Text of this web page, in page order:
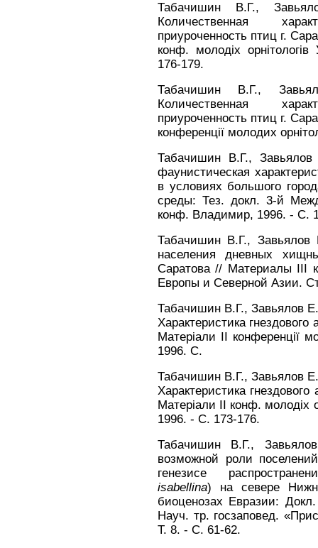
Табачишин В.Г.,
Количественная
приуроченность птиц г.
конф. молодiх орнiтологiв
176-179.
Табачишин В.Г.,
Количественная
приуроченность птиц г.
конференції молодих
Табачишин В.Г.,
фаунистическая
в условиях большого
среды: Тез. докл. 3-й
конф. Владимир, 1996. - С.
Табачишин В.Г.,
населения дневных
Саратова // Материалы III
Европы и Северной Азии.
Табачишин В.Г., Завьялов
Характеристика
Матеріали II конференції
1996. C.
Табачишин В.Г., Завьялов
Характеристика
Матерiали II конф. молодiх
1996. - С. 173-176.
Табачишин В.Г.,
возможной роли
генезисе
isabellina) на севере
биоценозах Евразии:
Науч. тр. госзаповед.
Т. 8. - С. 61-62.